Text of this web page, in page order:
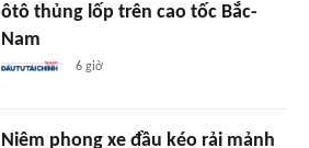
ôtô thủng lốp trên cao tốc Bắc-
Nam
6 giờ
Niêm phong xe đầu kéo rải mảnh